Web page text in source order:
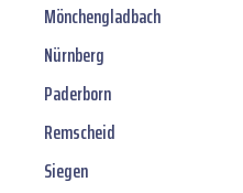
Mönchengladbach
Nürnberg
Paderborn
Remscheid
Siegen